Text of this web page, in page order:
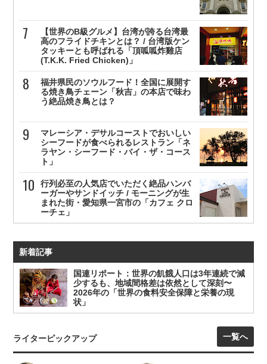
【世界のB級グルメ】台湾が誇る台湾最
高のフライドチキンとは？ / 台湾版ケン
タッキーとも呼ばれる「頂呱呱炸雞店
(T.K.K. Fried Chicken)」
福井県民のソウルフード！全国に展開す
る焼き鳥チェーン「秋吉」の本店で味わ
う絶品焼き鳥とは？
マレーシア・デサルコーストでおいしい
シーフードが食べられるレストラン「ネ
ラヤン・シーフード・バイ・ザ・コース
ト」
行列必至の人気店でいただく絶品ハンバ
ーガーやサンドイッチ / モーニングが生
まれた街・愛知県一宮市の「カフェ クロ
ーチェ」
新着記事
国連リポート：世界の飢餓人口は3年連続で減
少するも、地域間格差は依然として深刻〜
2026年の「世界の食料安全保障と栄養の現
状」
ライターピックアップ 一覧へ